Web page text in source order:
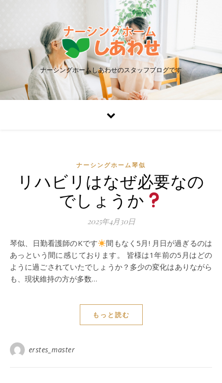
ナーシングホームしあわせのスタッフブログです
ナーシングホーム琴似
リハビリはなぜ必要なの
でしょうか
2025年4月30日
琴似、日勤看護師のKです
間もなく5月! 月日が過ぎるのは
あっという間に感じております。 皆様は1年前の5月はどの
ように過ごされていたでしょうか？多少の変化はありながら
も、現状維持の方が多数…
もっと読む
erstes_master